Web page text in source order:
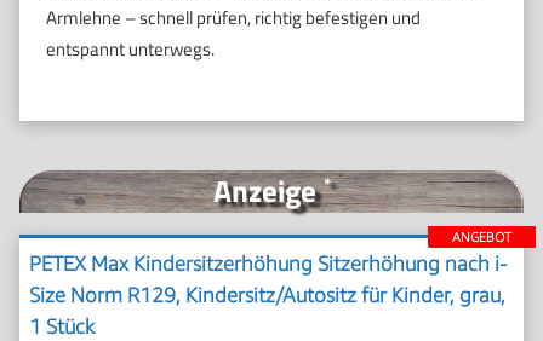
Anzeige*
ANGEBOT
PETEX Max Kindersitzerhöhung Sitzerhöhung nach i-
Size Norm R129, Kindersitz/Autositz für Kinder, grau,
1 Stück
Armlehne – schnell prüfen, richtig befestigen und
entspannt unterwegs.